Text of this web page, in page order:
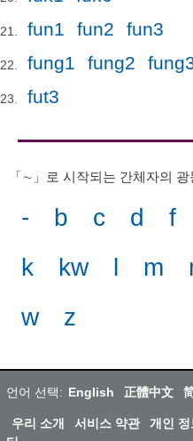
fun1
fun2
fun3
fung1
fung2
fut3
「∼」로 시작되는 간체자의
- b c d f
k
kw l m
w
z
언어 선택: English 正體中文
우리 소개 서비스 약관 개인 정